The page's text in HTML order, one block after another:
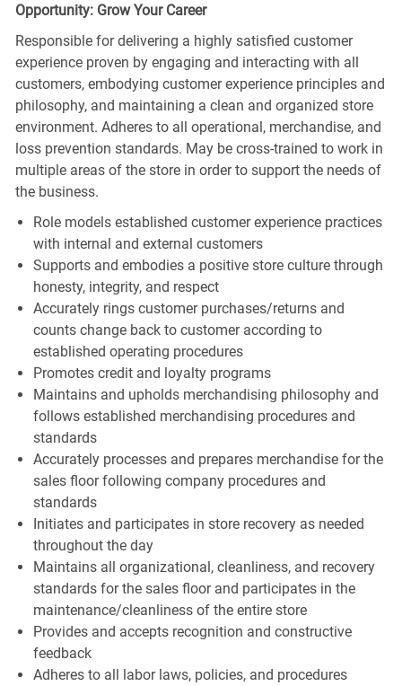
Opportunity: Grow Your Career
Responsible for delivering a highly satisfied customer
experience proven by engaging and interacting with all
customers, embodying customer experience principles and
philosophy, and maintaining a clean and organized store
environment. Adheres to all operational, merchandise, and
loss prevention standards. May be cross-trained to work in
multiple areas of the store in order to support the needs of
the business.
Role models established customer experience practices
with internal and external customers
Supports and embodies a positive store culture through
honesty, integrity, and respect
Accurately rings customer purchases/returns and
counts change back to customer according to
established operating procedures
Promotes credit and loyalty programs
Maintains and upholds merchandising philosophy and
follows established merchandising procedures and
standards
Accurately processes and prepares merchandise for the
sales floor following company procedures and
standards
Initiates and participates in store recovery as needed
throughout the day
Maintains all organizational, cleanliness, and recovery
standards for the sales floor and participates in the
maintenance/cleanliness of the entire store
Provides and accepts recognition and constructive
feedback
Adheres to all labor laws, policies, and procedures